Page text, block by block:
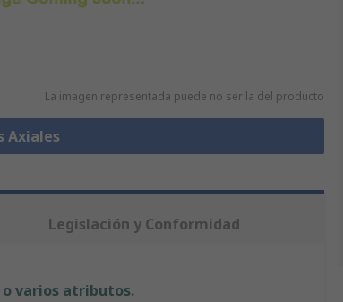
La imagen representada puede no ser la del producto
Axiales
Legislación y Conformidad
varios atributos.